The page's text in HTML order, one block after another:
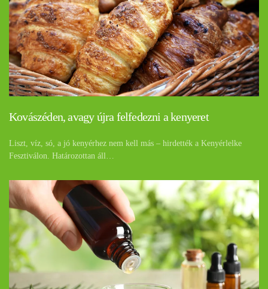
Kovászéden, avagy újra felfedezni a kenyeret
Liszt, víz, só, a jó kenyérhez nem kell más – hirdették a Kenyérlelke
Fesztiválon. Határozottan áll…